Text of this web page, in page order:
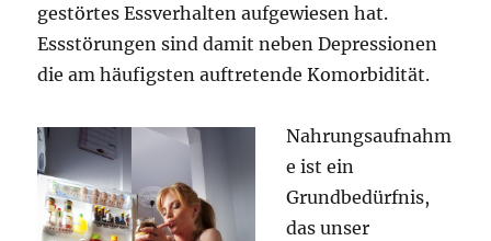
gestörtes Essverhalten aufgewiesen hat.
Essstörungen sind damit neben Depressionen
die am häufigsten auftretende Komorbidität.
Nahrungsaufnahm
e ist ein
Grundbedürfnis,
das unser